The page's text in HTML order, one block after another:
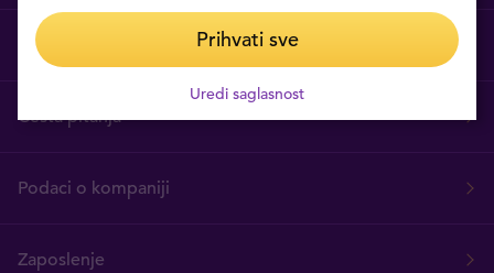
O nama
Česta pitanja
Podaci o kompaniji
Zaposlenje
Prihvati sve
Uredi saglasnost